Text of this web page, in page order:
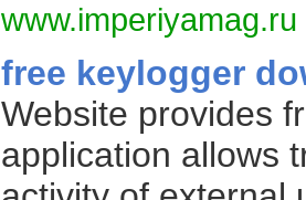
www.imperiyamag.ru
free keylogger
Website provides
application allows